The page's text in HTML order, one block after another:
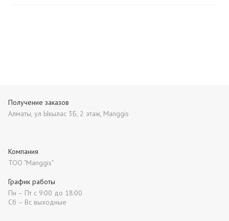
Получение заказов
Алматы, ул Ыкылас 3Б, 2 этаж, Manggis
Компания
ТОО "Manggis"
График работы
Пн – Пт с 9:00 до 18:00
Сб – Вс выходные